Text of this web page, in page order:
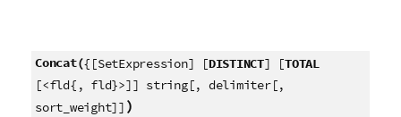
Concat({[SetExpression] [DISTINCT] [TOTAL
[<fld{, fld}>]] string[, delimiter[,
sort_weight]] )